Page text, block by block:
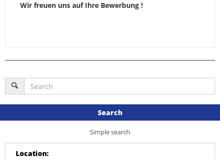
Wir freuen uns auf Ihre Bewerbung !
Search
Simple search
Location: